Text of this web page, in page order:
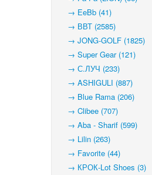
→ EeBb (41)
→ ВВТ (2585)
→ JONG-GOLF (1825)
→ Super Gear (121)
→ С.ЛУЧ (233)
→ ASHIGULI (887)
→ Blue Rama (206)
→ Clibee (707)
→ Aba - Sharif (599)
→ Lilin (263)
→ Favorite (44)
→ КРОК-Lot Shoes (3)